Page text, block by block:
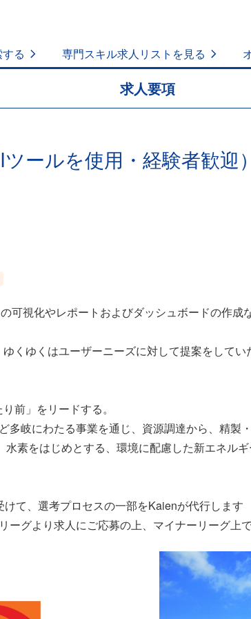
る 専門スキル求人リストを見る
求人要項
ールを使用・経験者歓迎
可視化やレポートおよびダッシュボードの作成
くゆくはユーザーニーズに対して提案をしてい
前」をリードする。
多岐にわたる事業を通じ、資源調達から、精製
素をはじめとする、環境に配慮した新エネル
て、選考プロセスの一部をKaienが代行します
グより求人にご応募の上、マイナーリーグ上